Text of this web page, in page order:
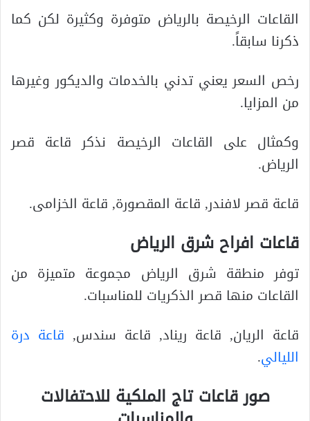
القاعات الرخيصة بالرياض متوفرة وكثيرة لكن كما
ذكرنا سابقاً.
رخص السعر يعني تدني بالخدمات والديكور وغيرها
من المزايا.
وكمثال على القاعات الرخيصة نذكر قاعة قصر
الرياض.
قاعة قصر لافندر, قاعة المقصورة, قاعة الخزامى.
قاعات افراح شرق الرياض
توفر منطقة شرق الرياض مجموعة متميزة من
القاعات منها قصر الذكريات للمناسبات.
قاعة الريان, قاعة ريناد, قاعة سندس, قاعة درة
الليالي.
صور قاعات تاج الملكية للاحتفالات